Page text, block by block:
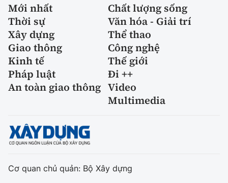
Mới nhất
Chất lượng sống
Thời sự
Văn hóa - Giải trí
Xây dựng
Thể thao
Giao thông
Công nghệ
Kinh tế
Thế giới
Pháp luật
Đi ++
An toàn giao thông Video
Multimedia
Cơ quan chủ quản: Bộ Xây dựng